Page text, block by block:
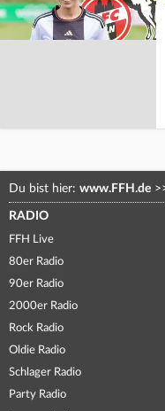
Du bist hier: www.FFH.de
RADIO
FFH Live
80er Radio
90er Radio
2000er Radio
Rock Radio
Oldie Radio
Schlager Radio
Party Radio